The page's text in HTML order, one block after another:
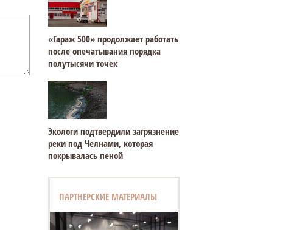
«Гараж 500» продолжает работать
после опечатывания порядка
полутысячи точек
Экологи подтвердили загрязнение
реки под Челнами, которая
покрывалась пеной
ПАРТНЕРСКИЕ МАТЕРИАЛЫ